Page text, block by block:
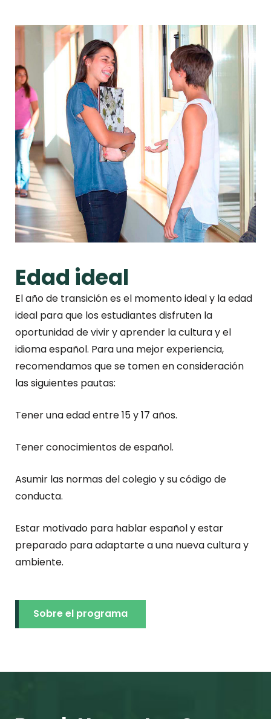
Edad ideal
El año de transición es el momento ideal y la edad
ideal para que los estudiantes disfruten la
oportunidad de vivir y aprender la cultura y el
idioma español. Para una mejor experiencia,
recomendamos que se tomen en consideración
las siguientes pautas:
Tener una edad entre 15 y 17 años.
Tener conocimientos de español.
Asumir las normas del colegio y su código de
conducta.
Estar motivado para hablar español y estar
preparado para adaptarte a una nueva cultura y
ambiente.
Sobre el programa